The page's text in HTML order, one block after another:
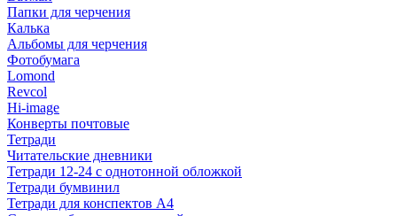
Папки для черчения
Калька
Альбомы для черчения
Фотобумага
Lomond
Revcol
Hi-image
Конверты почтовые
Тетради
Читательские дневники
Тетради 12-24 с однотонной обложкой
Тетради бумвинил
Тетради для конспектов А4